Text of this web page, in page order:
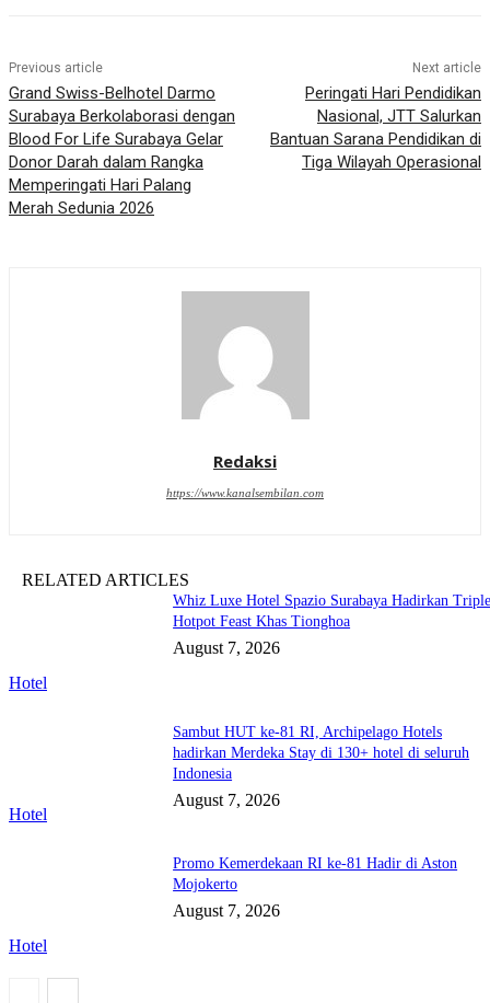
Previous article
Grand Swiss-Belhotel Darmo
Surabaya Berkolaborasi dengan
Blood For Life Surabaya Gelar
Donor Darah dalam Rangka
Memperingati Hari Palang
Merah Sedunia 2026
Next article
Peringati Hari Pendidikan
Nasional, JTT Salurkan
Bantuan Sarana Pendidikan di
Tiga Wilayah Operasional
Redaksi
https://www.kanalsembilan.com
RELATED ARTICLES
Hotel
Whiz Luxe Hotel Spazio Surabaya Hadirkan
Hotpot Feast Khas Tionghoa
August 7, 2026
Hotel
Sambut HUT ke-81 RI, Archipelago Hotels
hadirkan Merdeka Stay di 130+ hotel di seluruh
Indonesia
August 7, 2026
Hotel
Promo Kemerdekaan RI ke-81 Hadir di Aston
Mojokerto
August 7, 2026